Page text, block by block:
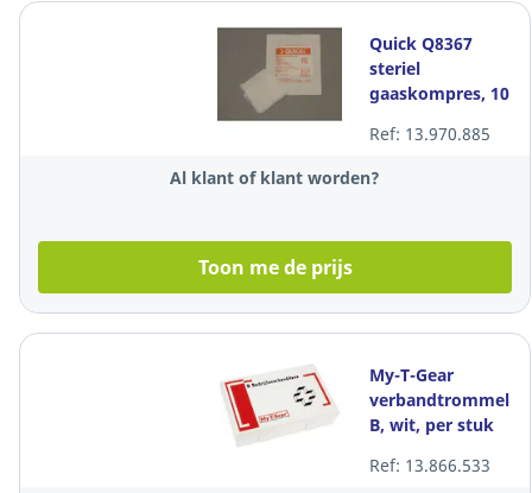
Quick Q8367
steriel
gaaskompres, 10
doos van 100
kompressen
Ref: 13.970.885
Al klant of klant worden?
Toon me de prijs
My-T-Gear
verbandtrommel
B, wit, per stuk
Ref: 13.866.533